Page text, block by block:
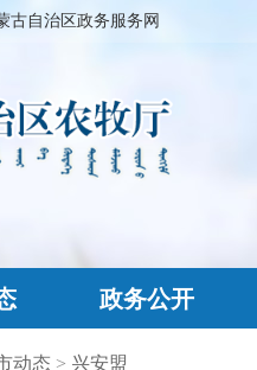
古自治区政务服务网
政务公开
动态 > 兴安盟